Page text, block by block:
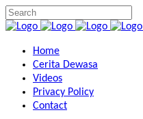
Home
Cerita Dewasa
Videos
Privacy Policy
Contact